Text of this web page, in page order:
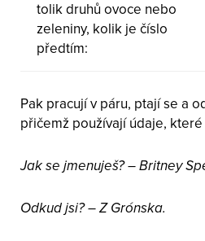
tolik druhů ovoce nebo
zeleniny, kolik je číslo
předtím:
Pak pracují v páru, ptají se a
přičemž používají údaje,
Jak se jmenuješ? – Britney
Odkud jsi? – Z Grónska.